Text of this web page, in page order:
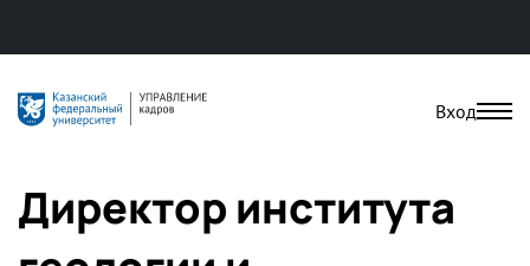
Вход
Директор института